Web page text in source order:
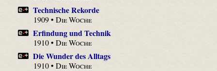
Technische Rekorde
1909 •Die Woche
Erfindung und Technik
1910 •Die Woche
Die Wunder des Alltags
1910 •Die Woche